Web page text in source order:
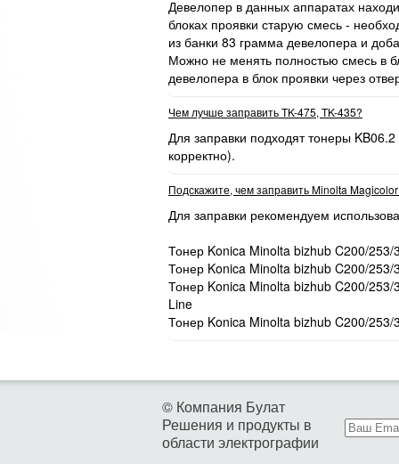
Девелопер в данных аппаратах
блоках проявки старую смесь -
из банки 83 грамма девелопера и
Можно не менять полностью смесь в
девелопера в блок проявки через
Чем лучше заправить TK-475, TK-435?
Для заправки подходят тонеры
корректно).
Подскажите, чем заправить Minolta
Для заправки рекомендуем
Тонер Konica Minolta bizhub C200/
Тонер Konica Minolta bizhub C200/
Тонер Konica Minolta bizhub C200/
Line
Тонер Konica Minolta bizhub C200/
© Компания Булат
Решения и продукты в
области электрографии